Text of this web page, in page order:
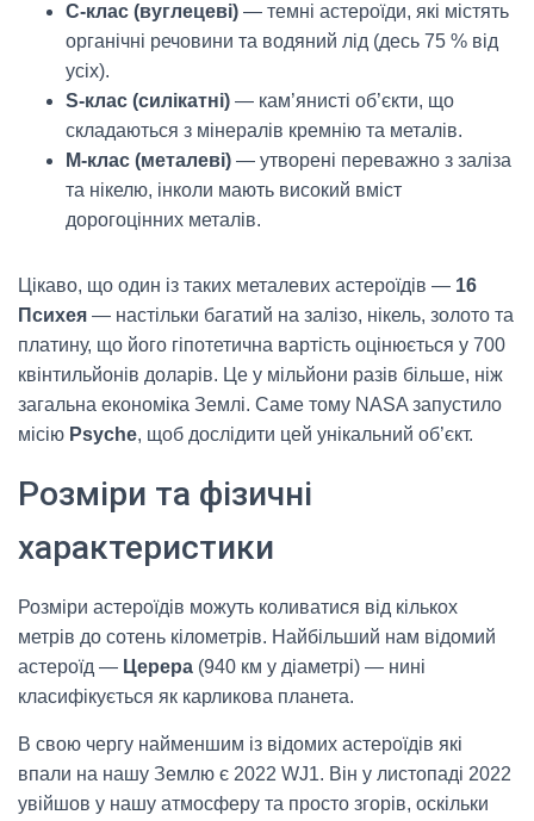
C-клас (вуглецеві) — темні астероїди, які містять
органічні речовини та водяний лід (десь 75 % від
усіх).
S-клас (силікатні) — кам’янисті об’єкти, що
складаються з мінералів кремнію та металів.
M-клас (металеві) — утворені переважно з заліза
та нікелю, інколи мають високий вміст
дорогоцінних металів.
Цікаво, що один із таких металевих астероїдів — 16
Психея — настільки багатий на залізо, нікель, золото та
платину, що його гіпотетична вартість оцінюється у 700
квінтильйонів доларів. Це у мільйони разів більше, ніж
загальна економіка Землі. Саме тому NASA запустило
місію Psyche, щоб дослідити цей унікальний об’єкт.
Розміри та фізичні
характеристики
Розміри астероїдів можуть коливатися від кількох
метрів до сотень кілометрів. Найбільший нам відомий
астероїд — Церера (940 км у діаметрі) — нині
класифікується як карликова планета.
В свою чергу найменшим із відомих астероїдів які
впали на нашу Землю є 2022 WJ1. Він у листопаді 2022
увійшов у нашу атмосферу та просто згорів, оскільки